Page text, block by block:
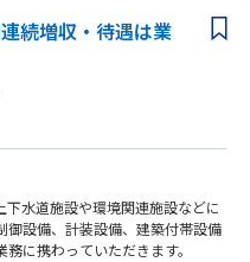
続増収・待遇は業
水道施設や環境関連施設などに
御設備、計装設備、建築付帯設備
に携わっていただきます。